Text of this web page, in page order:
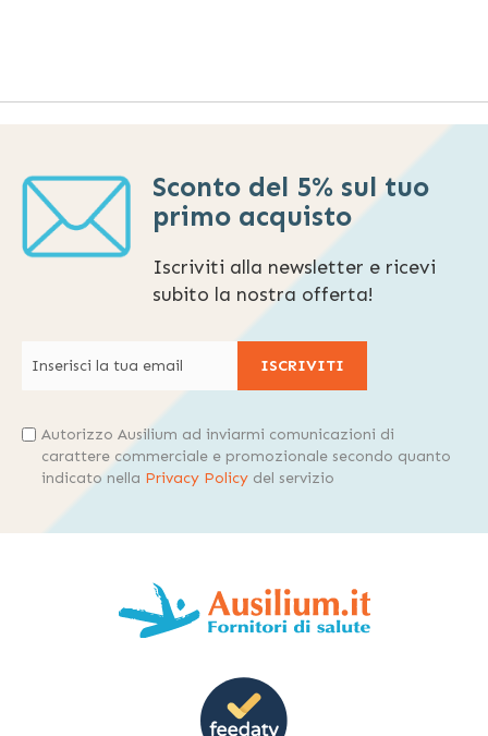
Sconto del 5% sul tuo
primo acquisto
Iscriviti alla newsletter e ricevi
subito la nostra offerta!
ISCRIVITI
Autorizzo Ausilium ad inviarmi comunicazioni di
carattere commerciale e promozionale secondo quanto
indicato nella Privacy Policy del servizio